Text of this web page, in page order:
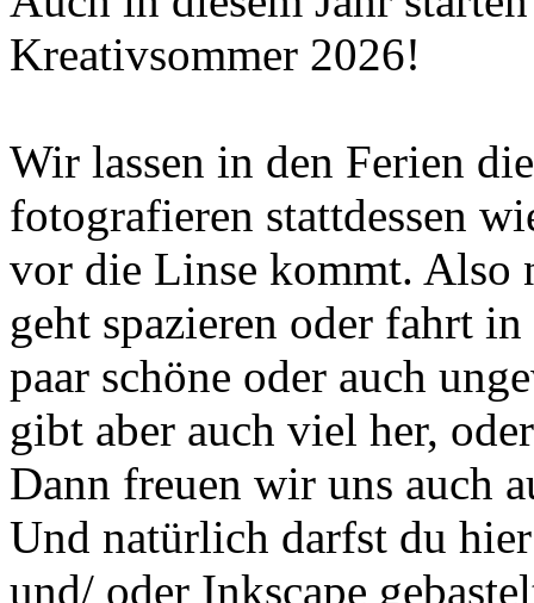
Kreativsommer 2026!
Wir lassen in den Ferien
fotografieren stattdessen
vor die Linse kommt. Also
geht spazieren oder fahrt
paar schöne oder auch
gibt aber auch viel her,
Dann freuen wir uns auch
Und natürlich darfst du
und/ oder Inkscape